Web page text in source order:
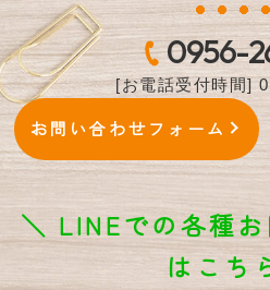
0956-
[お電話受付時間]
お問い合わせフォーム
＼ LINEでの各種
はこち